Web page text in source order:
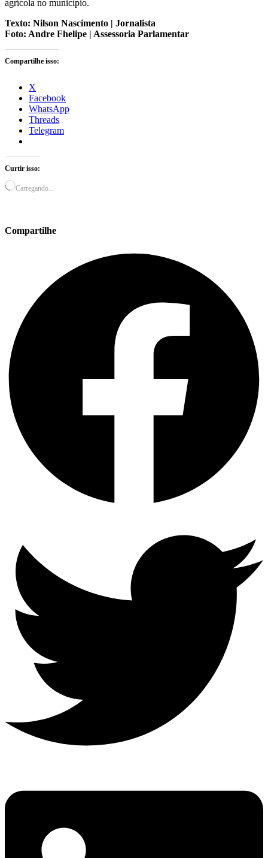
agrícola no município.
Texto: Nilson Nascimento | Jornalista
Foto: Andre Fhelipe | Assessoria Parlamentar
Compartilhe isso:
X
Facebook
WhatsApp
Threads
Telegram
Curtir isso:
Carregando...
Compartilhe